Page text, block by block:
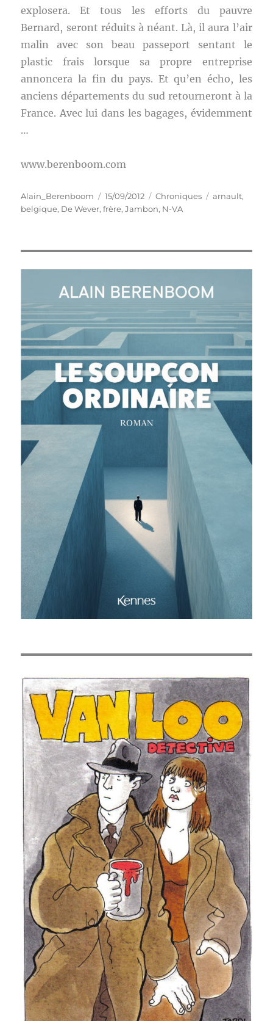
explosera. Et tous les efforts du pauvre
Bernard, seront réduits à néant. Là, il aura l’air
malin avec son beau passeport sentant le
plastic frais lorsque sa propre entreprise
annoncera la fin du pays. Et qu’en écho, les
anciens départements du sud retourneront à la
France. Avec lui dans les bagages, évidemment
…
www.berenboom.com
Auteur
Alain_Berenboom
Publié
le
15/09/2012 Catégories
Chroniques Étiquettes
arnault,
belgique, De Wever,frère,Jambon, N-VA